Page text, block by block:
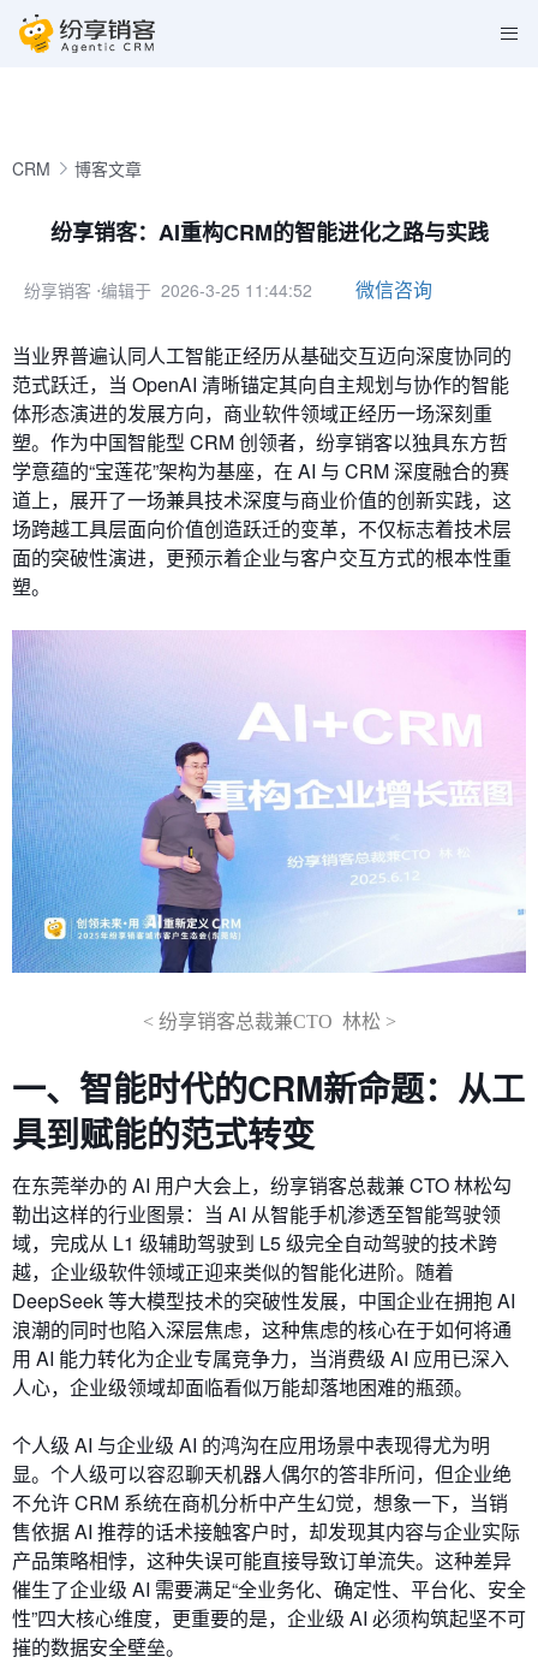
CRM 博客文章
纷享销客：AI重构CRM的智能进化之路与实践
纷享销客 ⋅编辑于 2026-3-25 11:44:52 微信咨询
当业界普遍认同人工智能正经历从基础交互迈向深度协同的
范式跃迁，当 OpenAI 清晰锚定其向自主规划与协作的智能
体形态演进的发展方向，商业软件领域正经历一场深刻重
塑。作为中国智能型 CRM 创领者，纷享销客以独具东方哲
学意蕴的“宝莲花”架构为基座，在 AI 与 CRM 深度融合的赛
道上，展开了一场兼具技术深度与商业价值的创新实践，这
场跨越工具层面向价值创造跃迁的变革，不仅标志着技术层
面的突破性演进，更预示着企业与客户交互方式的根本性重
塑。
< 纷享销客总裁兼CTO 林松 >
一、 智能时代的CRM新命题： 从工
具到赋能的范式转变
在东莞举办的 AI 用户大会上，纷享销客总裁兼 CTO 林松勾
勒出这样的行业图景：当 AI 从智能手机渗透至智能驾驶领
域，完成从 L1 级辅助驾驶到 L5 级完全自动驾驶的技术跨
越，企业级软件领域正迎来类似的智能化进阶。随着
DeepSeek等大模型技术的突破性发展，中国企业在拥抱 AI
浪潮的同时也陷入深层焦虑，这种焦虑的核心在于如何将通
用 AI 能力转化为企业专属竞争力，当消费级 AI 应用已深入
人心，企业级领域却面临看似万能却落地困难的瓶颈。
个人级 AI 与企业级 AI 的鸿沟在应用场景中表现得尤为明
显。个人级可以容忍聊天机器人偶尔的答非所问，但企业绝
不允许 CRM 系统在商机分析中产生幻觉，想象一下，当销
售依据 AI 推荐的话术接触客户时，却发现其内容与企业实际
产品策略相悖，这种失误可能直接导致订单流失。这种差异
催生了企业级 AI 需要满足“全业务化、确定性、平台化、安全
性”四大核心维度，更重要的是，企业级 AI 必须构筑起坚不可
摧的数据安全壁垒。